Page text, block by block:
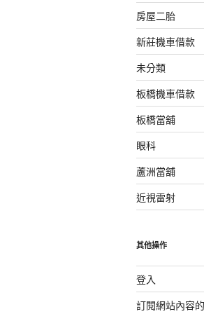
房屋二胎
新莊機車借款
未分類
板橋機車借款
板橋當舖
眼科
蘆洲當舖
近視雷射
其他操作
登入
訂閱網站內容